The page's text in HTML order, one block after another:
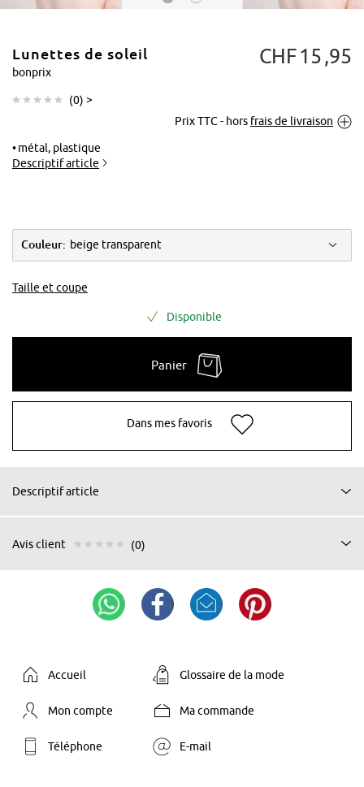
Tapoter pour
Lunettes de soleil
bonprix
(0) >
CHF15 95
Prix TTC - hors frais de livraison
métal, plastique
Descriptif article
Couleur: beige transparent
Taille et coupe
Disponible
Panier
Dans mes favoris
Descriptif article
Avis client (0)
Accueil Glossaire de la mode
Mon compte Ma commande
Téléphone E-mail